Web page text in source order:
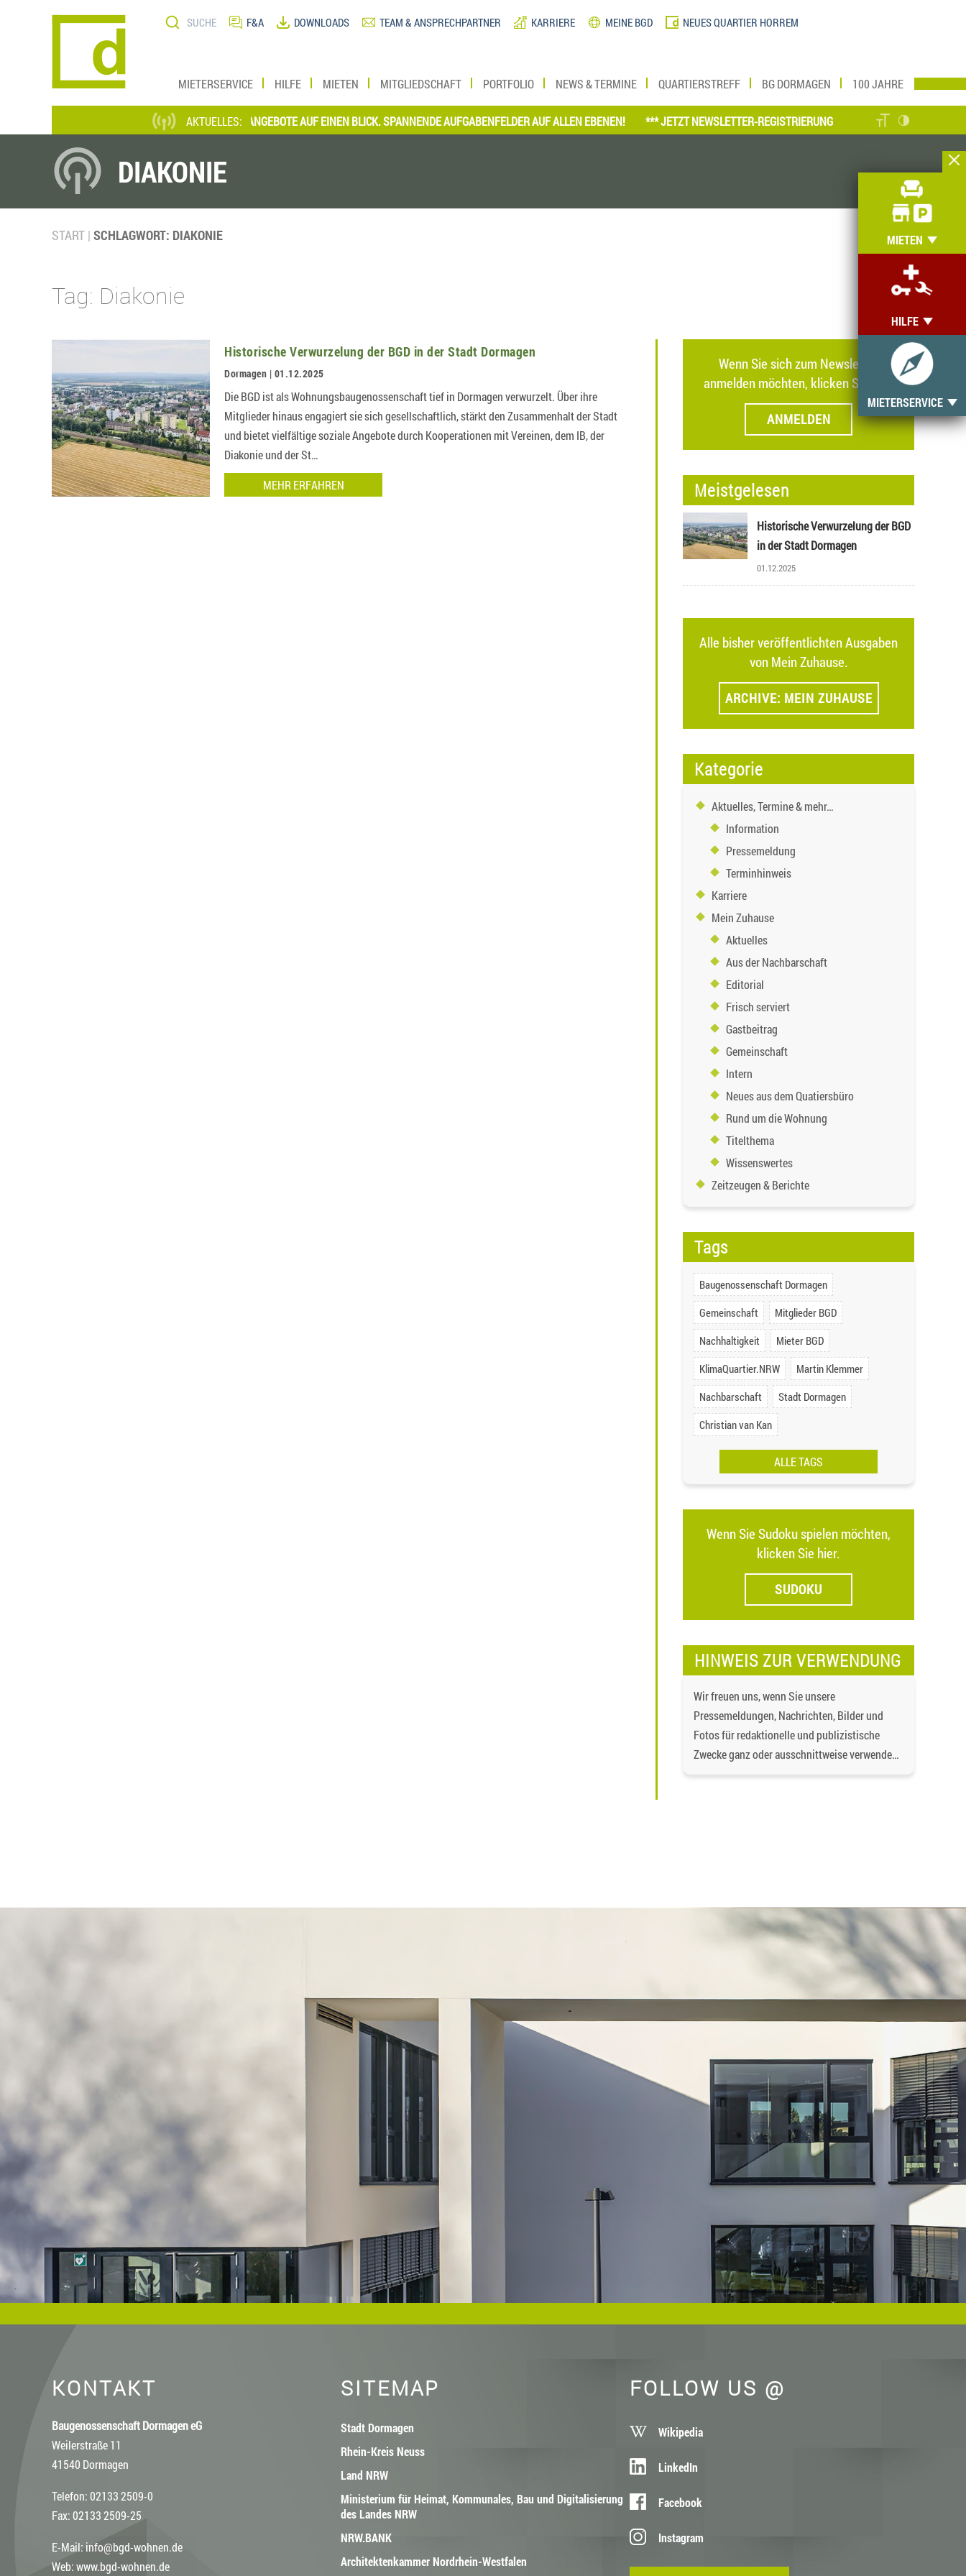
MIETEN
HILFE
MIETERSERVICE
Suche F&A DOWNLOADS TEAM & ANSPRECHPARTNER KARRIERE MEINE BGD NEUES QUARTIER HORREM
MIETERSERVICE HILFE MIETEN MITGLIEDSCHAFT PORTFOLIO NEWS & TERMINE QUARTIERSTREFF BG DORMAGEN 100 JAHRE
AKTUELLES:
*** AKTUELLE STELLENANGEBOTE AUF EINEN BLICK. SPANNENDE AUFGABENFELDER AUF ALLEN EBENEN! *** JETZT NEWSLETTER-REGISTRIERUNG VORNEHMEN UND MEIN
DIAKONIE
START SCHLAGWORT: DIAKONIE
Tag: Diakonie
Historische Verwurzelung der BGD in der Stadt Dormagen
Dormagen | 01.12.2025
Die BGD ist als Wohnungsbaugenossenschaft tief in Dormagen verwurzelt. Über ihre
Mitglieder hinaus engagiert sie sich gesellschaftlich, stärkt den Zusammenhalt der Stadt
und bietet vielfältige soziale Angebote durch Kooperationen mit Vereinen, dem IB, der
Diakonie und der St…
MEHR ERFAHREN
Wenn Sie sich zum Newsletter
anmelden möchten, klicken Sie hier.
ANMELDEN
Meistgelesen
Historische Verwurzelung der BGD
in der Stadt Dormagen
01.12.2025
Alle bisher veröffentlichten Ausgaben
von Mein Zuhause.
ARCHIVE: MEIN ZUHAUSE
Kategorie
Aktuelles, Termine & mehr…
Information
Pressemeldung
Terminhinweis
Karriere
Mein Zuhause
Aktuelles
Aus der Nachbarschaft
Editorial
Frisch serviert
Gastbeitrag
Gemeinschaft
Intern
Neues aus dem Quatiersbüro
Rund um die Wohnung
Titelthema
Wissenswertes
Zeitzeugen & Berichte
Tags
Baugenossenschaft Dormagen
Gemeinschaft
Mitglieder BGD
Nachhaltigkeit
Mieter BGD
KlimaQuartier.NRW
Martin Klemmer
Nachbarschaft
Stadt Dormagen
Christian van Kan
ALLE TAGS
Wenn Sie Sudoku spielen möchten,
klicken Sie hier.
SUDOKU
HINWEIS ZUR VERWENDUNG
Wir freuen uns, wenn Sie unsere
Pressemeldungen, Nachrichten, Bilder und
Fotos für redaktionelle und publizistische
Zwecke ganz oder ausschnittweise verwenden,
liegen bei der Baugenossenschaft Dormagen
eG, es sei denn, ein anderer Urheber ist
angegeben, z.B. bei Bildern und Fotos von
Fotostock-Anbietern. In diesen Fällen wenden
Sie sich bitte an den jeweiligen Rechteinhaber,
KONTAKT
Baugenossenschaft Dormagen eG
Weilerstraße 11
41540 Dormagen
Telefon: 02133 2509-0
Fax: 02133 2509-25
E-Mail: info@bgd-wohnen.de
Web:www.bgd-wohnen.de
SITEMAP
Stadt Dormagen
Rhein-Kreis Neuss
Land NRW
Ministerium für Heimat, Kommunales, Bau und Digitalisierung
des Landes NRW
NRW.BANK
Architektenkammer Nordrhein-Westfalen
FOLLOW US @
Wikipedia
LinkedIn
Facebook
Instagram